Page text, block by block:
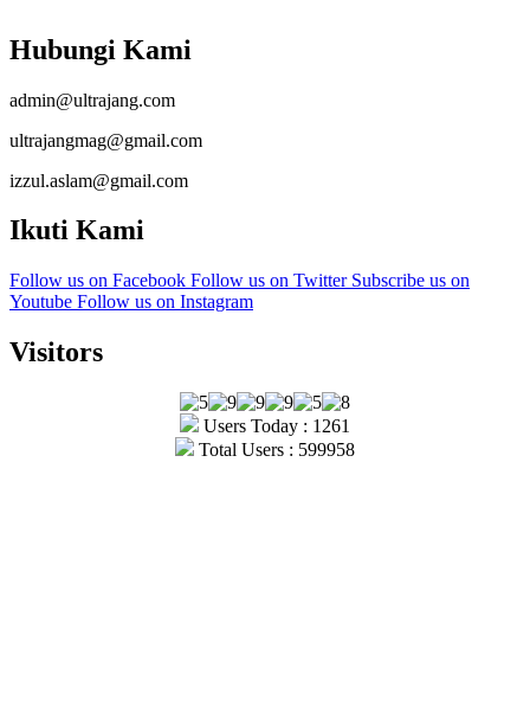
Hubungi Kami
admin@ultrajang.com
ultrajangmag@gmail.com
izzul.aslam@gmail.com
Ikuti Kami
Follow us on Facebook Follow us on Twitter Subscribe us on
Youtube Follow us on Instagram
Visitors
Users Today : 1261
Total Users : 599958